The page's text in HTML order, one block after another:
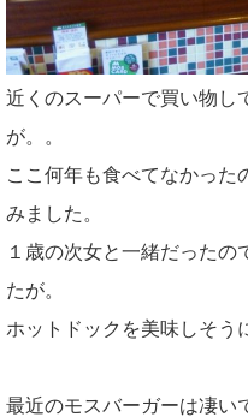
近くのスーパーで買い物し
が。。
ここ何年も食べてなかった
みました。
１歳の次女と一緒だったの
たが。
ホットドックを美味しそう
最近のモスバーガーは凄い